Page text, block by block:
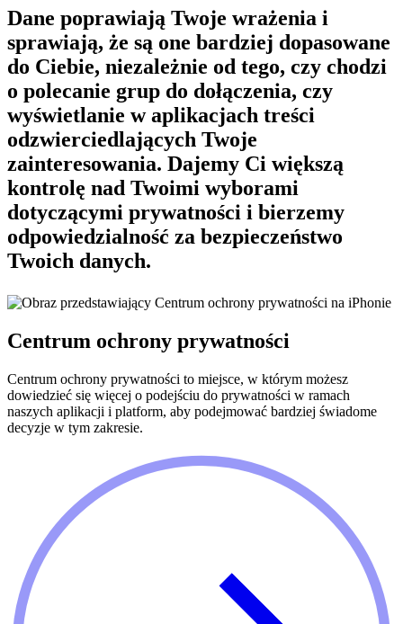
Dane poprawiają Twoje wrażenia i
sprawiają, że są one bardziej dopasowane
do Ciebie, niezależnie od tego, czy chodzi
o polecanie grup do dołączenia, czy
wyświetlanie w aplikacjach treści
odzwierciedlających Twoje
zainteresowania. Dajemy Ci większą
kontrolę nad Twoimi wyborami
dotyczącymi prywatności i bierzemy
odpowiedzialność za bezpieczeństwo
Twoich danych.
Centrum ochrony prywatności
Centrum ochrony prywatności to miejsce, w którym możesz
dowiedzieć się więcej o podejściu do prywatności w ramach
naszych aplikacji i platform, aby podejmować bardziej świadome
decyzje w tym zakresie.